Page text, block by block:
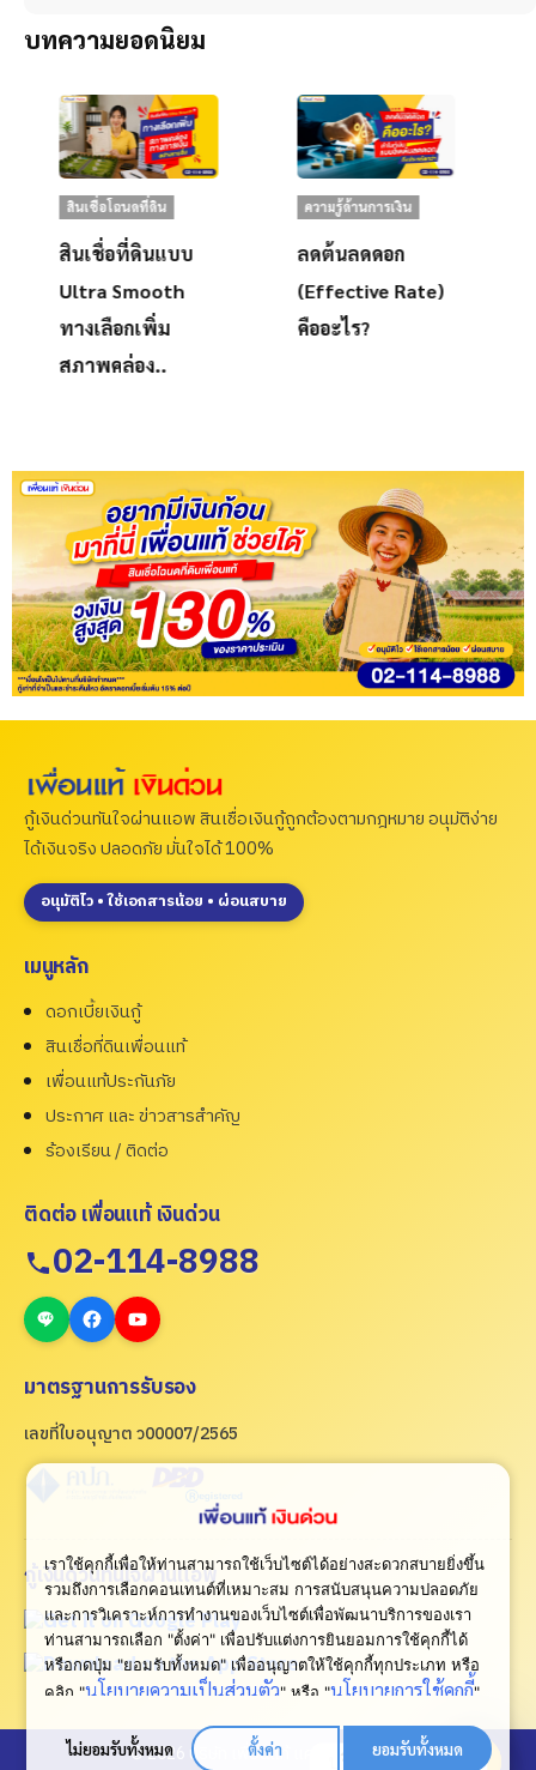
บทความยอดนิยม
สินเชื่อโฉนดที่ดิน
สินเชื่อที่ดินแบบ
Ultra Smooth
ทางเลือกเพิ่ม
สภาพคล่อง..
ความรู้ด้านการเงิน
ลดต้นลดดอก
(Effective Rate)
คืออะไร?
กู้เงินด่วนทันใจผ่านแอพ สินเชื่อเงินกู้ถูกต้องตามกฎหมาย อนุมัติง่าย
ได้เงินจริง ปลอดภัย มั่นใจได้ 100%
อนุมัติไว • ใช้เอกสารน้อย • ผ่อนสบาย
เมนูหลัก
ดอกเบี้ยเงินกู้
สินเชื่อที่ดินเพื่อนแท้
เพื่อนแท้ประกันภัย
ประกาศ และ ข่าวสารสำคัญ
ร้องเรียน / ติดต่อ
ติดต่อ เพื่อนแท้ เงินด่วน
02-114-8988
มาตรฐานการรับรอง
เลขที่ใบอนุญาต ว00007/2565
กู้เงินด่วนทันใจผ่านแอพ
© 2026 บริษัท เพื่อนแท้ แคปปิตอล จำกัด
เราใช้คุกกี้เพื่อให้ท่านสามารถใช้เว็บไซต์ได้อย่างสะดวกสบายยิ่งขึ้น
รวมถึงการเลือกคอนเทนต์ที่เหมาะสม การสนับสนุนความปลอดภัย
และการวิเคราะห์การทำงานของเว็บไซต์เพื่อพัฒนาบริการของเรา
ท่านสามารถเลือก "ตั้งค่า" เพื่อปรับแต่งการยินยอมการใช้คุกกี้ได้
หรือกดปุ่ม "ยอมรับทั้งหมด" เพื่ออนุญาตให้ใช้คุกกี้ทุกประเภท หรือ
คลิก "นโยบายความเป็นส่วนตัว" หรือ "นโยบายการใช้คุกกี้"
ไม่ยอมรับทั้งหมด ตั้งค่า ยอมรับทั้งหมด
ปรึกษาเรา